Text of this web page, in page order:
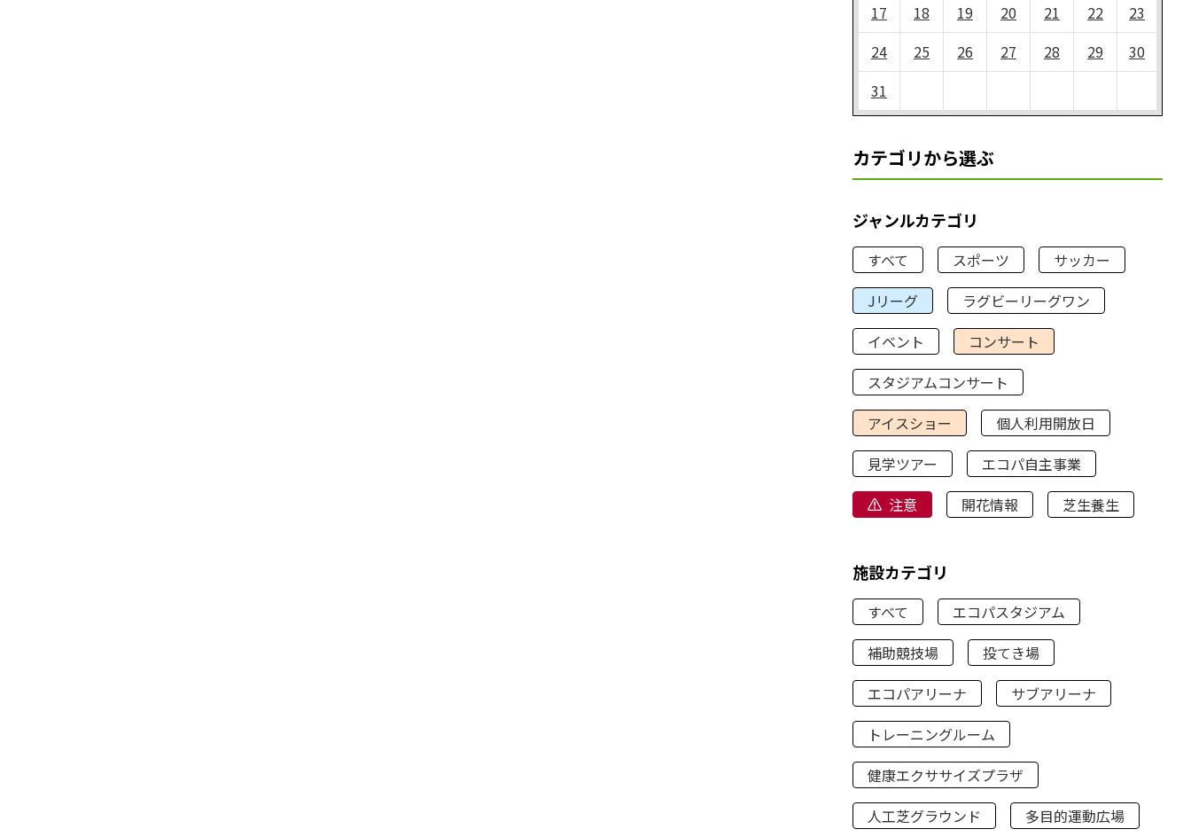
17
18 19 20 21 22
23
24
25 26 27 28 29
30
31
カテゴリから選ぶ
ジャンルカテゴリ
すべて スポーツ
サッカー
Jリーグ
ラグビーリーグワン
イベント
コンサート
スタジアムコンサート
アイスショー
個人利用開放日
見学ツアー
エコパ自主事業
注意
開花情報 芝生養生
施設カテゴリ
すべて
エコパスタジアム
補助競技場
投てき場
エコパアリーナ
サブアリーナ
トレーニングルーム
健康エクササイズプラザ
人工芝グラウンド
多目的運動広場